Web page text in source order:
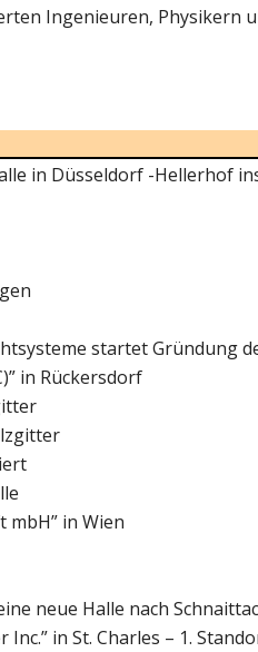
Ingenieuren,
in Düsseldorf -Hellerhof
startet Gründung
in Rückersdorf
mbH” in Wien
neue Halle nach
in St. Charles – 1.